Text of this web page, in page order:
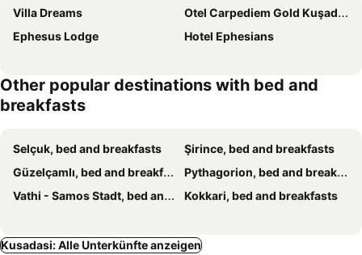
Villa Dreams
Otel Carpediem Gold Kuşadası
Ephesus Lodge
Hotel Ephesians
Other popular destinations with bed and
breakfasts
Selçuk, bed and breakfasts
Şirince, bed and breakfasts
Güzelçamlı, bed and breakfasts
Pythagorion, bed and breakfasts
Vathi - Samos Stadt, bed and breakfasts
Kokkari, bed and breakfasts
Kusadasi: Alle Unterkünfte anzeigen